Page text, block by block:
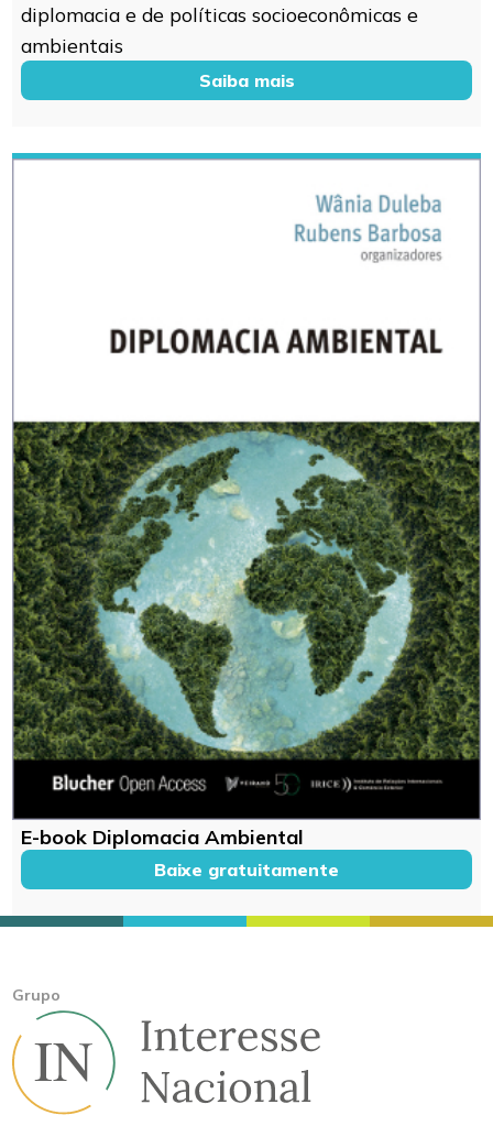
diplomacia e de políticas socioeconômicas e
ambientais
Saiba mais
E-book Diplomacia Ambiental
Baixe gratuitamente
Grupo